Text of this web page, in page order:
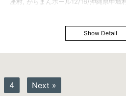
#Rock #Pianist #天平 #ピアノ #ピアニ
人 #世界人 #日本 #日本人 #Japan
Show Detail
4 Next »